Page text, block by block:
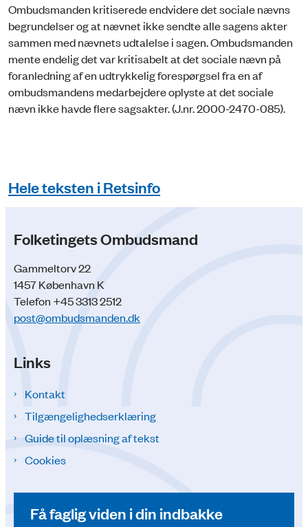
Ombudsmanden kritiserede endvidere det sociale nævns
begrundelser og at nævnet ikke sendte alle sagens akter
sammen med nævnets udtalelse i sagen. Ombudsmanden
mente endelig det var kritisabelt at det sociale nævn på
foranledning af en udtrykkelig forespørgsel fra en af
ombudsmandens medarbejdere oplyste at det sociale
nævn ikke havde flere sagsakter. (J.nr. 2000-2470-085).
Hele teksten i Retsinfo
Folketingets Ombudsmand
Gammeltorv 22
1457 København K
Telefon +45 3313 2512
post@ombudsmanden.dk
Links
Kontakt
Tilgængelighedserklæring
Guide til oplæsning af tekst
Cookies
Få faglig viden i din indbakke